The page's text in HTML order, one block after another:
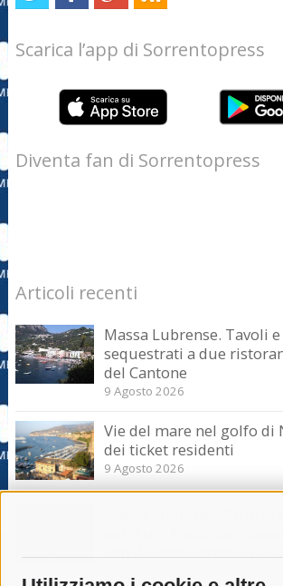
Scarica l’app di Sorrentopress
Diventa fan di Sorrentopress
Articoli recenti
Massa Lubrense. Tavoli
sequestrati a due
del Cantone
9 Agosto 2026
Vie del mare nel golfo di
dei ticket residenti
9 Agosto 2026
Massa Lubrense.
nell’Amp Punta